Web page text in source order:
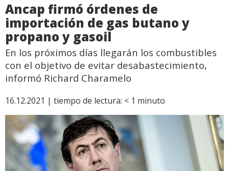
Ancap firmó órdenes de
importación de gas butano y
propano y gasoil
En los próximos días llegarán los combustibles
con el objetivo de evitar desabastecimiento,
informó Richard Charamelo
16.12.2021 | tiempo de lectura: < 1 minuto